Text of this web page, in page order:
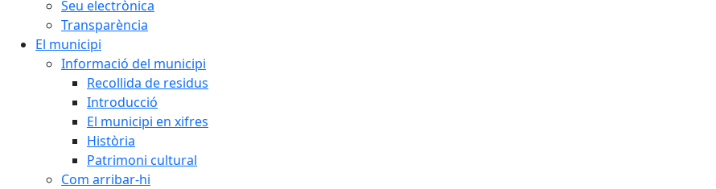
Seu electrònica
Transparència
El municipi
Informació del municipi
Recollida de residus
Introducció
El municipi en xifres
Història
Patrimoni cultural
Com arribar-hi